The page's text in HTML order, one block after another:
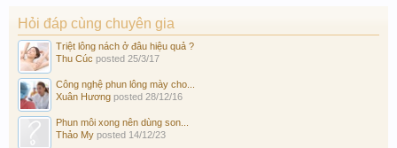
Hỏi đáp cùng chuyên gia
Triệt lông nách ở đâu hiệu quả ?
Thu Cúc posted 25/3/17
Công nghệ phun lông mày cho...
Xuân Hương posted 28/12/16
Phun môi xong nên dùng son...
Thảo My posted 14/12/23